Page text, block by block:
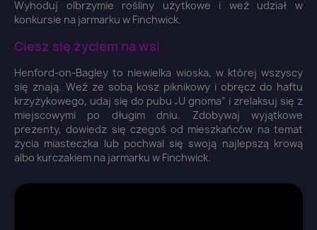
Wyhoduj olbrzymie rośliny użytkowe i weź udział w
konkursie na jarmarku w Finchwick.
Ciesz się życiem na wsi
Henford-on-Bagley to niewielka wioska, w której wszyscy
się znają. Weź ze sobą kosz piknikowy i obręcz do haftu
krzyżykowego, udaj się do pubu „U gnoma” i zrelaksuj się z
miejscowymi po długim dniu. Zdobywaj wyjątkowe
prezenty, dowiedz się czegoś od mieszkańców na temat
życia miasteczka lub pochwal się swoją najlepszą krową
albo kurczakiem na jarmarku w Finchwick.
Zaloguj się ×
You need to be logged in to save products in your
wish list.